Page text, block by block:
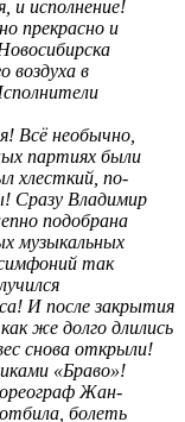
и исполнение!
прекрасно и
в
Всё необычно,
партиях были
хлесткий, по-
Сразу Владимир
подобрана
музыкальных
так
И после закрытия
же долго длились
снова открыли!
«Браво»!
Жан-
болеть